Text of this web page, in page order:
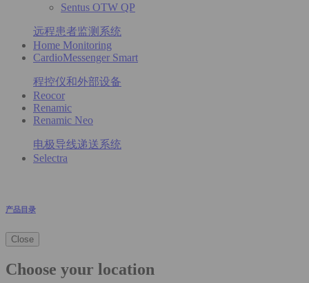
Sentus OTW QP
远程患者监测系统
Home Monitoring
CardioMessenger Smart
程控仪和外部设备
Reocor
Renamic
Renamic Neo
电极导线递送系统
Selectra
产品目录
Close
Choose your location